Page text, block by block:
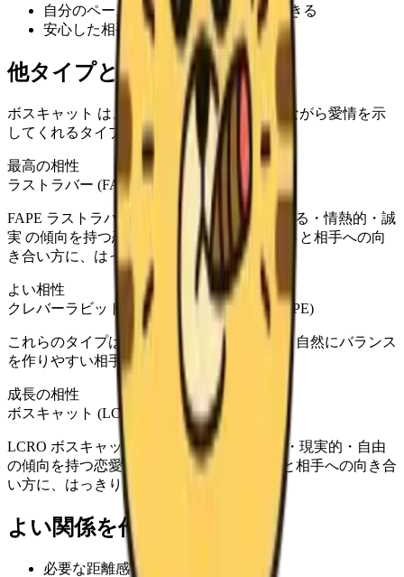
自分のペースを守りすぎると距離ができる
安心した相手ほど小さな配慮が大切
他タイプとの相性
ボスキャット は、あなたのペースを尊重しながら愛情を示
してくれるタイプと相性がよいです。
最高の相性
ラストラバー (FAPE)
FAPE ラストラバー は、フォロー・受け止める・情熱的・誠
実 の傾向を持つ恋愛タイプです。自分らしさと相手への向
き合い方に、はっきりした個性があります。
よい相性
クレバーラビット (FCRE), 忠実なハチ公 (FCPE)
これらのタイプは、あなたの恋愛スタイルと自然にバランス
を作りやすい相手です。
成長の相性
ボスキャット (LCRO)
LCRO ボスキャット は、リード・甘えたい・現実的・自由
の傾向を持つ恋愛タイプです。自分らしさと相手への向き合
い方に、はっきりした個性があります。
よい関係を作るヒント
必要な距離感を早めに伝える